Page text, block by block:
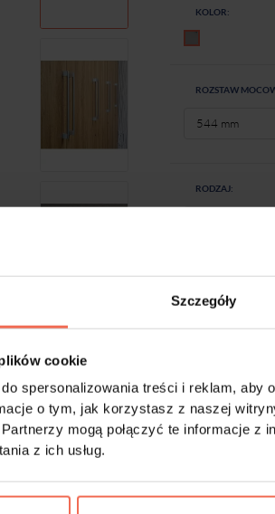
Szczegóły
cookie
spersonalizowania treści i reklam, aby
o tym, jak korzystasz z naszej
mogą połączyć te informacje z
z ich usług.
KOLOR:
ROZSTAW
RODZAJ:
-